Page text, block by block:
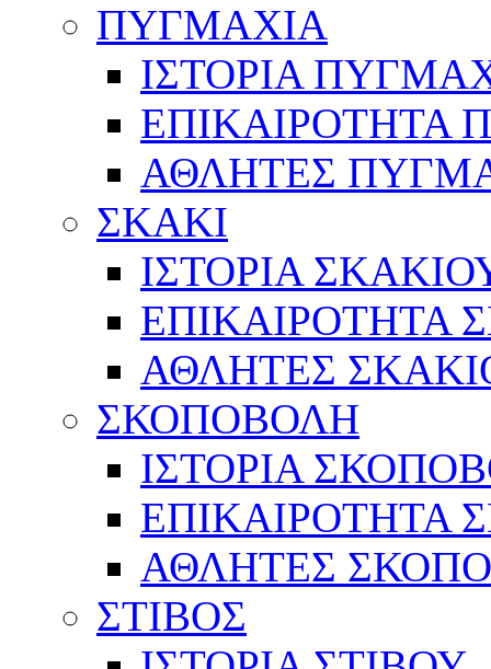
ΠΥΓΜΑΧΙΑ
ΙΣΤΟΡΙΑ
ΕΠΙΚΑΙΡΟΤΗΤΑ
ΑΘΛΗΤΕΣ
ΣΚΑΚΙ
ΙΣΤΟΡΙΑ
ΕΠΙΚΑΙΡΟΤΗΤΑ
ΑΘΛΗΤΕΣ
ΣΚΟΠΟΒΟΛΗ
ΙΣΤΟΡΙΑ
ΕΠΙΚΑΙΡΟΤΗΤΑ
ΑΘΛΗΤΕΣ
ΣΤΙΒΟΣ